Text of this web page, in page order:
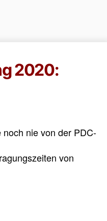
2020:
nie von der PDC-
von